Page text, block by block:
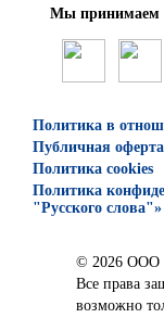
Мы принимаем
Политика в
Публичная оферта
Политика cookies
Политика
"Русского слова"»
© 2026 ООО
Все права
возможно